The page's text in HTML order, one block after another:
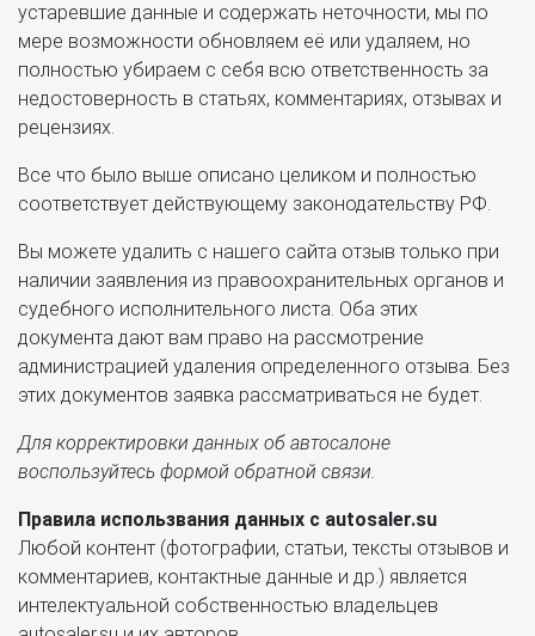
устаревшие данные и содержать неточности, мы по
мере возможности обновляем её или удаляем, но
полностью убираем с себя всю ответственность за
недостоверность в статьях, комментариях, отзывах и
рецензиях.
Все что было выше описано целиком и полностью
соответствует действующему законодательству РФ.
Вы можете удалить с нашего сайта отзыв только при
наличии заявления из правоохранительных органов и
судебного исполнительного листа. Оба этих
документа дают вам право на рассмотрение
администрацией удаления определенного отзыва. Без
этих документов заявка рассматриваться не будет.
Для корректировки данных об автосалоне
воспользуйтесь формой обратной связи.
Правила использвания данных с autosaler.su
Любой контент (фотографии, статьи, тексты отзывов и
комментариев, контактные данные и др.) является
интелектуальной собственностью владельцев